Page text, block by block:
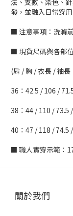
法、支數、染色、
發，並融入日常穿
■ 注意事項：洗滌
■ 現貨尺碼與各部
(肩 / 胸 / 衣長 / 袖
36：42.5 / 106 /
38：44 / 110 / 73.5
40：47 / 118 / 74.5
■ 職人實穿示範：
關於我們